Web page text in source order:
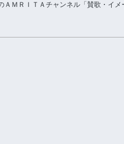
ＡＭＲＩＴＡチャンネル「賛歌・イメ